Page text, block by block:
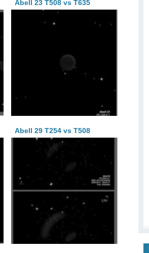
Abell 23 T508 vs T635
Abell 29 T254 vs T508